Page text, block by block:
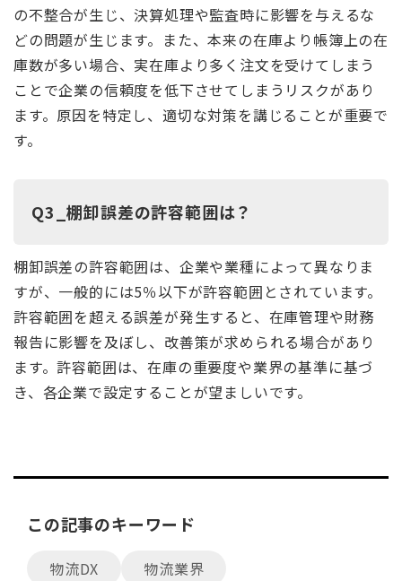
の不整合が生じ、決算処理や監査時に影響を与えるな
どの問題が生じます。また、本来の在庫より帳簿上の在
庫数が多い場合、実在庫より多く注文を受けてしまう
ことで企業の信頼度を低下させてしまうリスクがあり
ます。原因を特定し、適切な対策を講じることが重要で
す。
Q3_棚卸誤差の許容範囲は？
棚卸誤差の許容範囲は、企業や業種によって異なりま
すが、一般的には5％以下が許容範囲とされています。
許容範囲を超える誤差が発生すると、在庫管理や財務
報告に影響を及ぼし、改善策が求められる場合があり
ます。許容範囲は、在庫の重要度や業界の基準に基づ
き、各企業で設定することが望ましいです。
この記事のキーワード
物流DX 物流業界